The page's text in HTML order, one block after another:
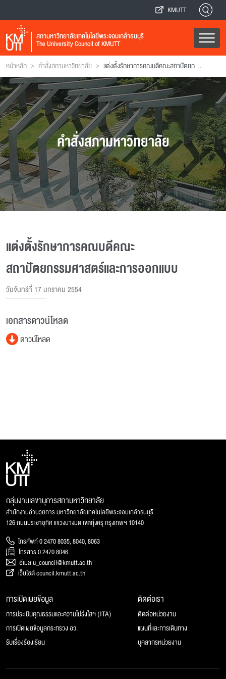
KMUTT
สภามหาวิทยาลัยเทคโนโลยีพระจอมเกล้าธนบุรี
The University Council of KMUTT
หน้าหลัก > คำสั่งสภามหาวิทยาลัย > แต่งตั้งรักษาการคณบดีคณะสถาปัตยกรรมศาสตร์และการออกแบบ
คำสั่งสภามหาวิทยาลัย
แต่งตั้งรักษาการคณบดีคณะ
สถาปัตยกรรมศาสตร์และการออกแบบ
วันจันทร์ที่ 17 มกราคม 2554
เอกสารดาวน์โหลด
ดาวน์โหลด
กลุ่มงานเลขานุการสภามหาวิทยาลัย
สำนักงานอำนวยการ มหาวิทยาลัยเทคโนโลยีพระจอมเกล้าธนบุรี
126 ถนนประชาอุทิศ แขวงบางมด เขตทุ่งครุ กรุงเทพฯ 10140
โทรศัพท์ 0 2470 8035, 8040, 8063
โทรสาร 0 2470 8046
อีเมล u_council@kmutt.ac.th
เว็บไซต์ council.kmutt.ac.th
การเปิดเผยข้อมูล
การประเมินคุณธรรมและความโปร่งใสฯ (ITA)
การเปิดเผยข้อมูลกระทรวง อว.
รับเรื่องร้องเรียน
ติดต่อเรา
ติดต่อหน่วยงาน
แผนที่และการเดินทาง
บุคลากรหน่วยงาน